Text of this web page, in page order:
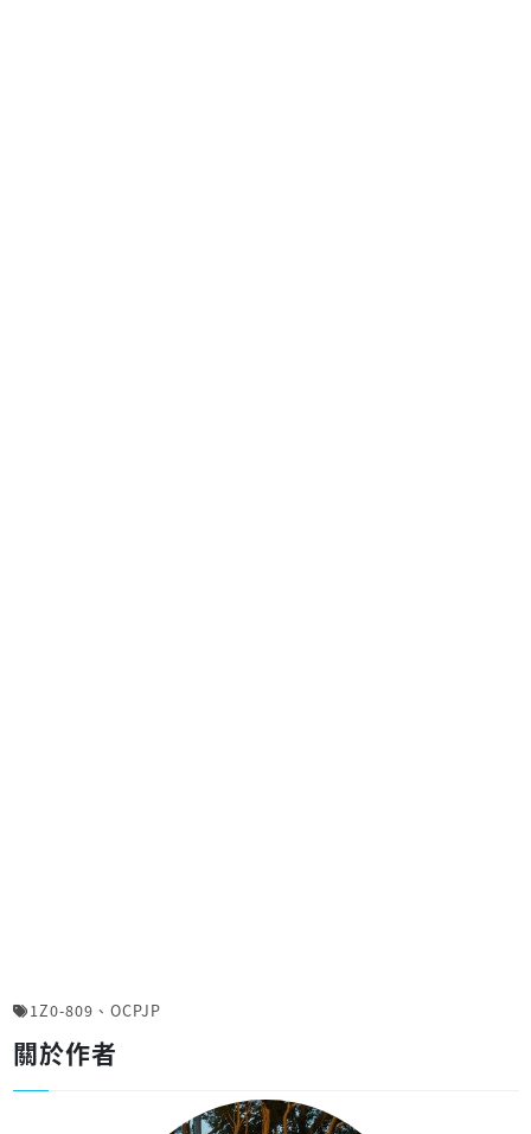
1Z0-809 、 OCPJP
關於作者